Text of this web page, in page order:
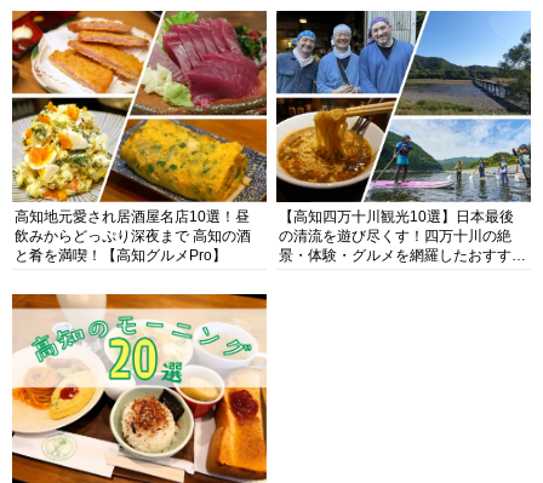
高知地元愛され居酒屋名店10選！昼
飲みからどっぷり深夜まで 高知の酒
と肴を満喫！【高知グルメPro】
【高知四万十川観光10選】日本最後
の清流を遊び尽くす！四万十川の絶
景・体験・グルメを網羅したおすすめ